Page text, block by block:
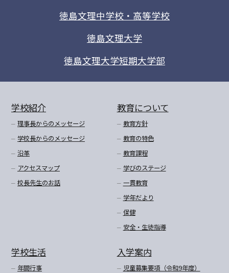
徳島文理中学校・高等学校
徳島文理大学
徳島文理大学短期大学部
学校紹介
理事長からのメッセージ
学校長からのメッセージ
沿革
アクセスマップ
校長先生のお話
教育について
教育方針
教育の特色
教育課程
学びのステージ
一貫教育
学年だより
保健
安全・生徒指導
学校生活
年間行事
入学案内
児童募集要項（令和9年度）